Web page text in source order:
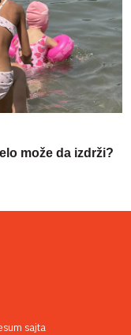
može da izdrži?
sajta